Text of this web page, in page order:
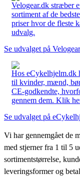
Velogear.dk stræber
sortiment af de
priser hvor de fleste
udvalg.
Se udvalget på
Hos eCykelhjelm.dk
til kvinder, mænd,
CE-godkendte,
gennem dem. Klik
Se udvalget på
Vi har gennemgået de
med stjerner fra 1 til 5
sortimentstørrelse,
leveringsformer og